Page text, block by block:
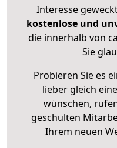
Interesse
kostenlose und
die innerhalb von
Sie
Probieren Sie es
lieber gleich eine
wünschen,
geschulten
Ihrem neuen